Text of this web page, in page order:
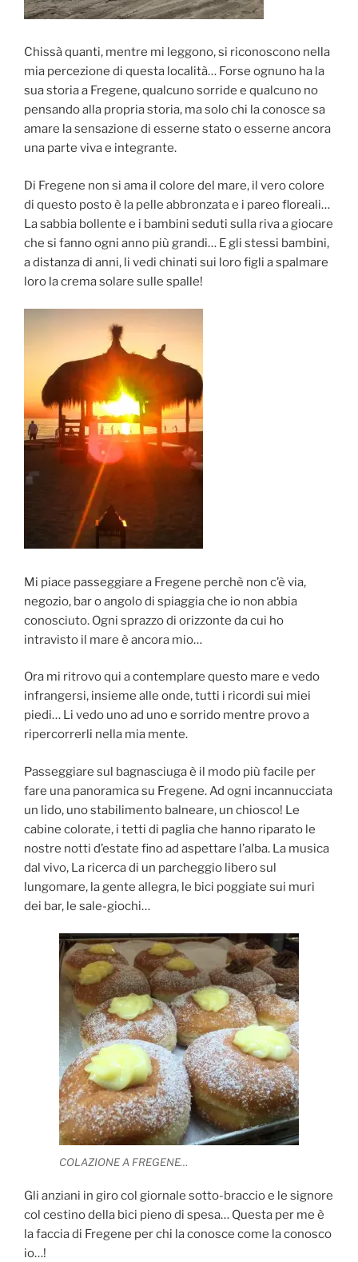
Chissà quanti, mentre mi leggono, si riconoscono nella
mia percezione di questa località… Forse ognuno ha la
sua storia a Fregene, qualcuno sorride e qualcuno no
pensando alla propria storia, ma solo chi la conosce sa
amare la sensazione di esserne stato o esserne ancora
una parte viva e integrante.
Di Fregene non si ama il colore del mare, il vero colore
di questo posto è la pelle abbronzata e i pareo floreali…
La sabbia bollente e i bambini seduti sulla riva a giocare
che si fanno ogni anno più grandi… E gli stessi bambini,
a distanza di anni, li vedi chinati sui loro figli a spalmare
loro la crema solare sulle spalle!
Mi piace passeggiare a Fregene perchè non c’è via,
negozio, bar o angolo di spiaggia che io non abbia
conosciuto. Ogni sprazzo di orizzonte da cui ho
intravisto il mare è ancora mio…
Ora mi ritrovo qui a contemplare questo mare e vedo
infrangersi, insieme alle onde, tutti i ricordi sui miei
piedi… Li vedo uno ad uno e sorrido mentre provo a
ripercorrerli nella mia mente.
Passeggiare sul bagnasciuga è il modo più facile per
fare una panoramica su Fregene. Ad ogni incannucciata
un lido, uno stabilimento balneare, un chiosco! Le
cabine colorate, i tetti di paglia che hanno riparato le
nostre notti d’estate fino ad aspettare l’alba. La musica
dal vivo, La ricerca di un parcheggio libero sul
lungomare, la gente allegra, le bici poggiate sui muri
dei bar, le sale-giochi…
COLAZIONE A FREGENE…
Gli anziani in giro col giornale sotto-braccio e le signore
col cestino della bici pieno di spesa… Questa per me è
la faccia di Fregene per chi la conosce come la conosco
io…!